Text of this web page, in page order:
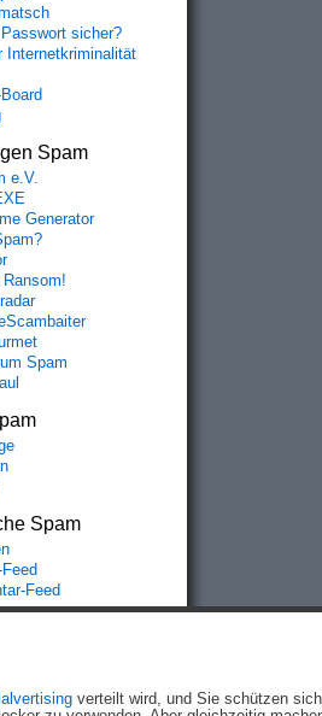
sicher?
Internetkriminalität
Board
Spam
e.V.
Generator
Ransom!
Spam
Spam
Feed
verteilt wird, und Sie schützen